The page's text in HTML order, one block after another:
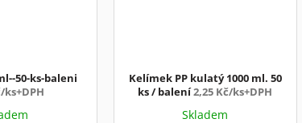
50-ks-baleni
ks+DPH
Kelímek PP kulatý 1000 ml. 50
ks / balení2,25 Kč/ks+DPH
Skladem